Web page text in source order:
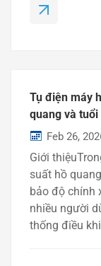
h...
Tụ điện máy
quang và
Feb 26,
Giới
suất hồ
bảo độ chính
nhiều người
thống điều
hàn.Một tụ